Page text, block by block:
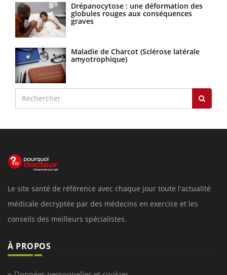
Drépanocytose : une déformation des
globules rouges aux conséquences
graves
Maladie de Charcot (Sclérose latérale
amyotrophique)
Le site santé de référence avec chaque jour toute l'actualité
médicale decryptée par des médecins en exercice et les
conseils des meilleurs spécialistes.
À PROPOS